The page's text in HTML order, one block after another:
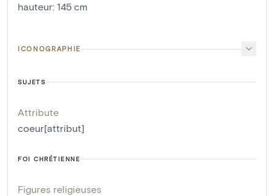
hauteur: 145 cm
ICONOGRAPHIE
SUJETS
Attribute
coeur[attribut]
FOI CHRÉTIENNE
Figures religieuses